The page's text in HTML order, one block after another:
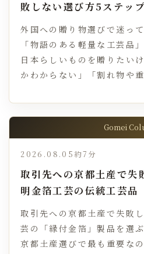
敗しない選び方5ステップ
外国への贈り物選びで迷っ
「物語のある軽量な工芸品
日本らしいものを贈りたい
かわからない」「割れ物や
Gomei
2026.08.05 約7分
取引先への京都土産で失
明金箔工芸の伝統工芸品
取引先への京都土産で失敗
芸の「縁付金箔」製品を選
京都土産選びで最も重要な